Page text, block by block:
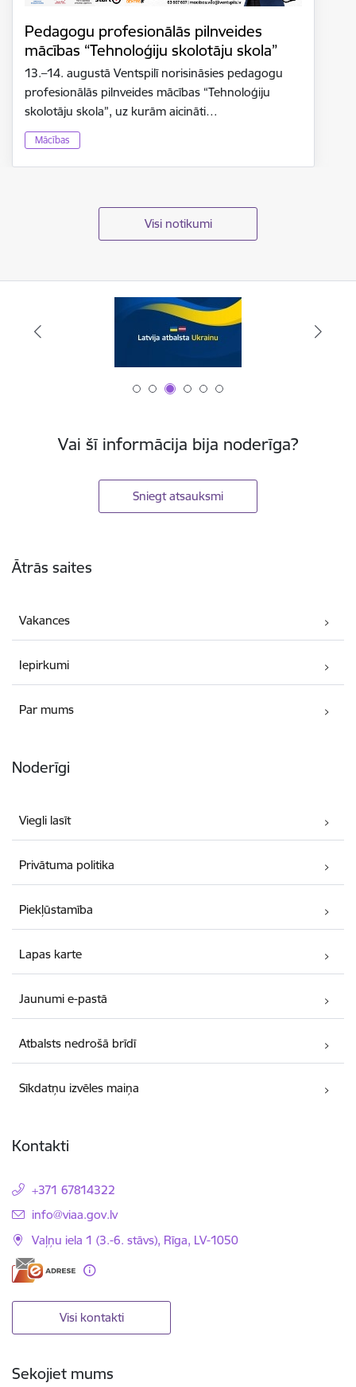
Pedagogu profesionālās pilnveides
mācības “Tehnoloģiju skolotāju skola”
13.–14. augustā Ventspilī norisināsies pedagogu
profesionālās pilnveides mācības “Tehnoloģiju
skolotāju skola”, uz kurām aicināti…
Mācības
Visi notikumi
Vai šī informācija bija noderīga?
Sniegt atsauksmi
Ātrās saites
Vakances
Iepirkumi
Par mums
Noderīgi
Viegli lasīt
Privātuma politika
Piekļūstamība
Lapas karte
Jaunumi e-pastā
Atbalsts nedrošā brīdī
Sīkdatņu izvēles maiņa
Kontakti
+371 67814322
E-pasts:
info@viaa.gov.lv
Vaļņu iela 1 (3.-6. stāvs), Rīga, LV-1050
Visi kontakti
Sekojiet mums